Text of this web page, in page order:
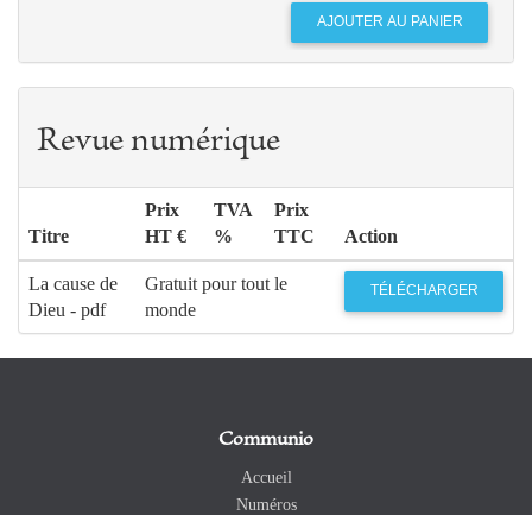
Revue numérique
Titre
Prix
HT €
TVA
%
Prix
TTC
Action
La cause de
Dieu - pdf
Gratuit pour tout le
monde
TÉLÉCHARGER
Communio
Accueil
Numéros